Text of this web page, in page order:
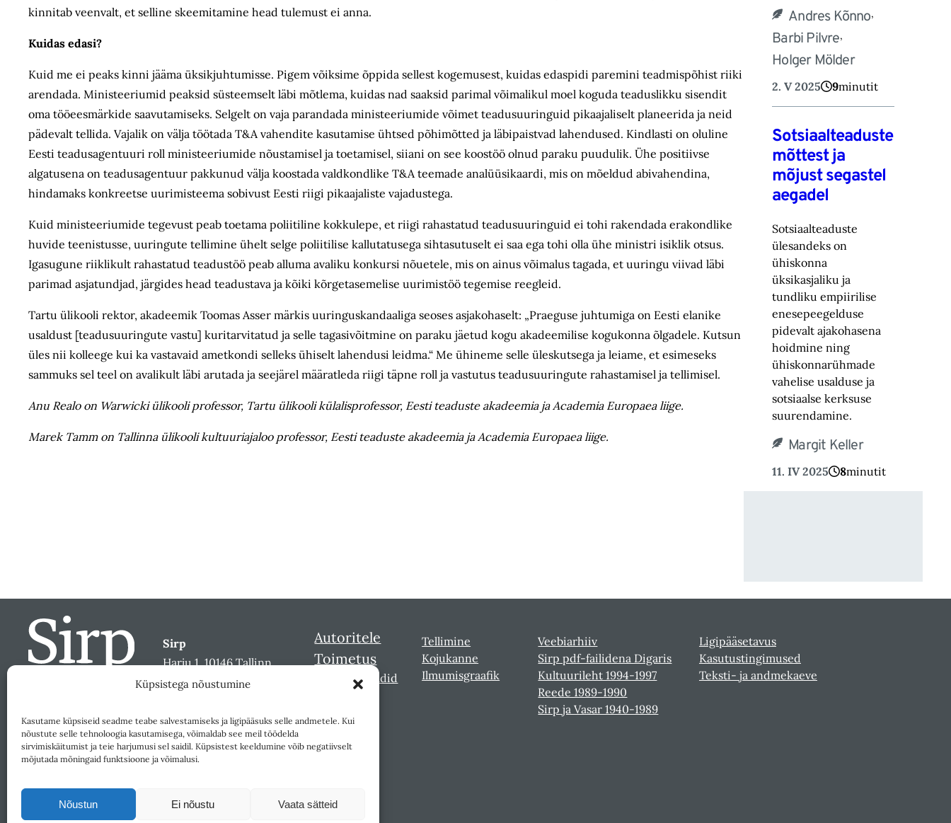
Küpsistega nõustumine
Kasutame küpsiseid seadme teabe salvestamiseks ja ligipääsuks selle andmetele. Kui
nõustute selle tehnoloogia kasutamisega, võimaldab see meil töödelda
sirvimiskäitumist ja teie harjumusi sel saidil. Küpsistest keeldumine võib negatiivselt
mõjutada mõningaid funktsioone ja võimalusi.
Nõustun Ei nõustu Vaata sätteid
kinnitab veenvalt, et selline skeemitamine head tulemust ei anna.
Kuidas edasi?
Kuid me ei peaks kinni jääma üksikjuhtumisse. Pigem võiksime õppida sellest kogemusest, kuidas edaspidi paremini teadmispõhist riiki
arendada. Ministeeriumid peaksid süsteemselt läbi mõtlema, kuidas nad saaksid parimal võimalikul moel koguda teaduslikku sisendit
oma tööeesmärkide saavutamiseks. Selgelt on vaja parandada ministeeriumide võimet teadusuuringuid pikaajaliselt planeerida ja neid
pädevalt tellida. Vajalik on välja töötada T&A vahendite kasutamise ühtsed põhimõtted ja läbipaistvad lahendused. Kindlasti on oluline
Eesti teadusagentuuri roll ministeeriumide nõustamisel ja toetamisel, siiani on see koostöö olnud paraku puudulik. Ühe positiivse
algatusena on teadusagentuur pakkunud välja koostada valdkondlike T&A teemade analüüsi­kaardi, mis on mõeldud abivahendina,
hindamaks konkreetse uurimisteema sobivust Eesti riigi pikaajaliste vajadustega.
Kuid ministeeriumide tegevust peab toetama poliitiline kokkulepe, et riigi rahastatud teadusuuringuid ei tohi rakendada erakondlike
huvide teenistusse, uuringute tellimine ühelt selge poliitilise kallutatusega sihtasutuselt ei saa ega tohi olla ühe ministri isiklik otsus.
Igasugune riiklikult rahastatud teadustöö peab alluma avaliku konkursi nõuetele, mis on ainus võimalus tagada, et uuringu viivad läbi
parimad asjatundjad, järgides head teadustava ja kõiki kõrgetasemelise uurimistöö tegemise reegleid.
Tartu ülikooli rektor, akadeemik Toomas Asser märkis uuringuskandaaliga seoses asjakohaselt: „Praeguse juhtumiga on Eesti elanike
usaldust [teadusuuringute vastu] kuritarvitatud ja selle tagasivõitmine on paraku jäetud kogu akadeemilise kogukonna õlgadele. Kutsun
üles nii kolleege kui ka vastavaid ametkondi selleks ühiselt lahendusi leidma.“ Me ühineme selle üleskutsega ja leiame, et esimeseks
sammuks sel teel on avalikult läbi arutada ja seejärel määratleda riigi täpne roll ja vastutus teadusuuringute rahastamisel ja tellimisel.
Anu Realo on Warwicki ülikooli professor, Tartu ülikooli külalisprofessor, Eesti teaduste akadeemia ja Academia Europaea liige.
Marek Tamm on Tallinna ülikooli kultuuriajaloo professor, Eesti teaduste akadeemia ja Academia Europaea liige.
Andres Kõnno,
Barbi Pilvre,
Holger Mölder
2. V 2025 9minutit
Sotsiaalteaduste
mõttest ja
mõjust segastel
aegadel
Sotsiaalteaduste
ülesandeks on
ühiskonna
üksikasjaliku ja
tundliku empiirilise
enesepeegelduse
pidevalt ajakohasena
hoidmine ning
ühiskonnarühmade
vahelise usalduse ja
sotsiaalse kerksuse
suurendamine.
Margit Keller
11. IV 2025 8minutit
Sirp
Harju 1, 10146 Tallinn
sirp@sirp.ee
Toeta
Autoritele
Toimetus
Sirbi laureaadid
Tellimine
Kojukanne
Ilmumisgraafik
Veebiarhiiv
Sirp pdf-failidena Digaris
Kultuurileht 1994-1997
Reede 1989-1990
Sirp ja Vasar 1940-1989
Ligipääsetavus
Kasutustingimused
Teksti- ja andmekaeve
Väljaandja SA Kultuurileht